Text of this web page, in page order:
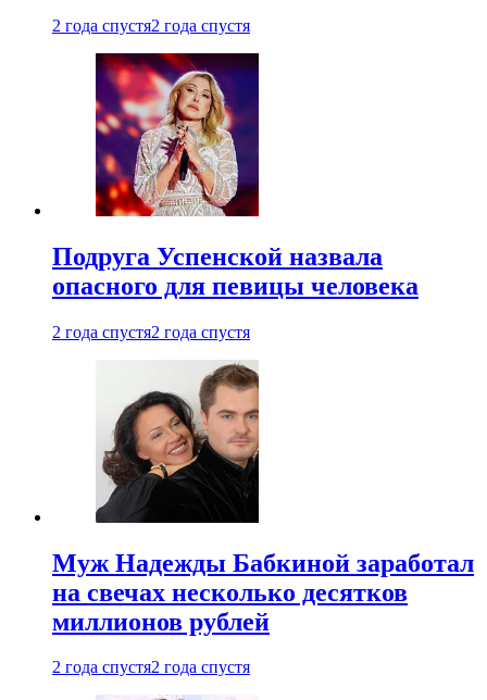
2 года спустя2 года спустя
Подруга Успенской назвала
опасного для певицы человека
2 года спустя2 года спустя
Муж Надежды Бабкиной заработал
на свечах несколько десятков
миллионов рублей
2 года спустя2 года спустя